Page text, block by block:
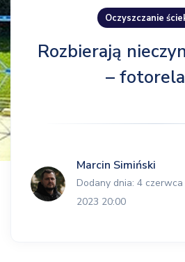
Oczyszczanie
Rozbierają
–
Marcin Simiński
Dodany dnia: 4 czerwca
2023 20:00